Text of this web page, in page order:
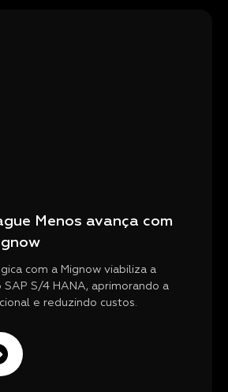
Menos avança com
com a Mignow viabiliza a
SAP S/4 HANA, aprimorando a
e reduzindo custos.